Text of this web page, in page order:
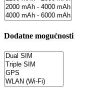
Dodatne mogućnosti